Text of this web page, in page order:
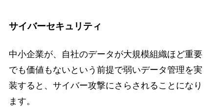
サイバーセキュリティ
中小企業が、自社のデータが大規模組織ほど重要
でも価値もないという前提で弱いデータ管理を実
装すると、サイバー攻撃にさらされることになり
ます。